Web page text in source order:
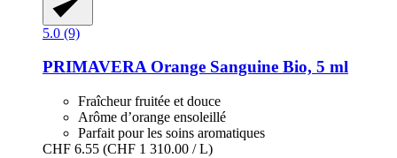
5.0 (9)
PRIMAVERAOrange Sanguine Bio, 5 ml
Fraîcheur fruitée et douce
Arôme d’orange ensoleillé
Parfait pour les soins aromatiques
CHF 6.55 (CHF 1 310.00 / L)